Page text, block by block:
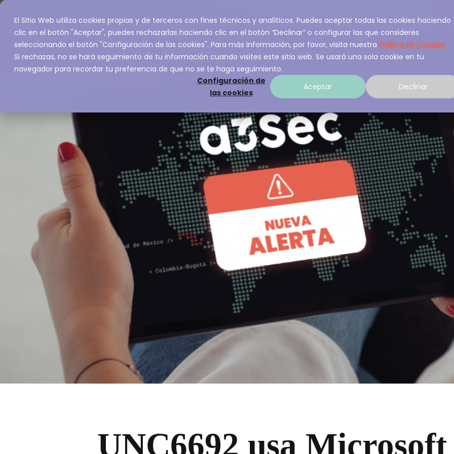
El Sitio Web utiliza cookies propias y de terceros con fines técnicos y analíticos. Puedes aceptar todas las cookies haciendo
clic en el botón "Aceptar", puedes rechazarlas haciendo clic en el botón “Declinar” o configurar las que consideres
seleccionando el botón "Configuración de las cookies". Para más información, por favor, visita nuestra Política de Cookies
Si rechazas, no se hará seguimiento de tu información cuando visites este sitio web. Se usará una sola cookie en tu
navegador para recordar tu preferencia de que no se te haga seguimiento.
Configuración de
las cookies
Aceptar Declinar
Inicio Servicios Sobre A3Sec Experiencia
UNC6692 usa